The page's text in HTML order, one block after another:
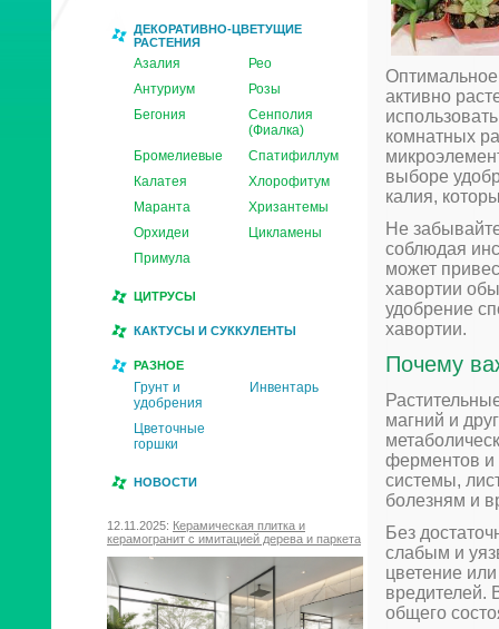
ДЕКОРАТИВНО-ЦВЕТУЩИЕ
РАСТЕНИЯ
Азалия
Рео
Антуриум
Розы
Бегония
Сенполия
(Фиалка)
Бромелиевые
Спатифиллум
Калатея
Хлорофитум
Маранта
Хризантемы
Орхидеи
Цикламены
Примула
ЦИТРУСЫ
КАКТУСЫ И СУККУЛЕНТЫ
РАЗНОЕ
Грунт и
удобрения
Инвентарь
Цветочные
горшки
НОВОСТИ
12.11.2025: Керамическая плитка и
керамогранит с имитацией дерева и паркета
Оптимальное
активно
комнатных
выборе
калия,
Не
соблюдая
может
хавортии
удобрение
хавортии.
Почему
магний и
ферментов и
системы,
болезням и
Без
слабым и
цветение
вредителей.
общего